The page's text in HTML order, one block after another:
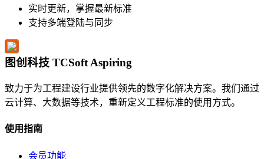
实时更新，掌握最新标准
支持多端登陆与同步
图创科技 TCSoft Aspiring
致力于为工程建设行业提供领先的数字化解决方案。我们通过
云计算、大数据等技术，重新定义工程标准的使用方式。
使用指南
会员功能